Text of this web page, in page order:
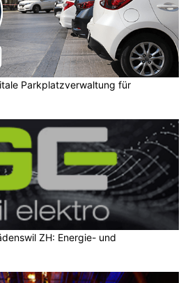
Parkplatzverwaltung für
ZH: Energie- und